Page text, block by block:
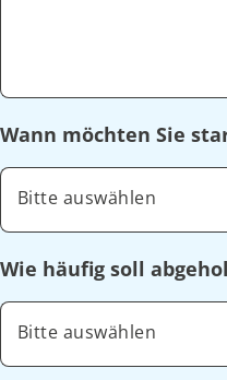
Wann möchten Sie
Bitte auswählen
Wie häufig soll
Bitte auswählen